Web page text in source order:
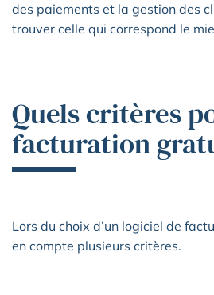
des paiements et la gestion des
trouver celle qui correspond le
Quels critères
facturation
Lors du choix d’un logiciel de
en compte plusieurs critères.